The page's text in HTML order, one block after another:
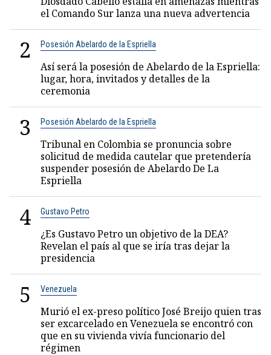
el Comando Sur lanza una nueva advertencia
2 Posesión Abelardo de la Espriella
Así será la posesión de Abelardo de la Espriella:
lugar, hora, invitados y detalles de la
ceremonia
3 Posesión Abelardo de la Espriella
Tribunal en Colombia se pronuncia sobre
solicitud de medida cautelar que pretendería
suspender posesión de Abelardo De La
Espriella
4 Gustavo Petro
¿Es Gustavo Petro un objetivo de la DEA?
Revelan el país al que se iría tras dejar la
presidencia
5 Venezuela
Murió el ex-preso político José Breijo quien tras
ser excarcelado en Venezuela se encontró con
que en su vivienda vivía funcionario del
régimen